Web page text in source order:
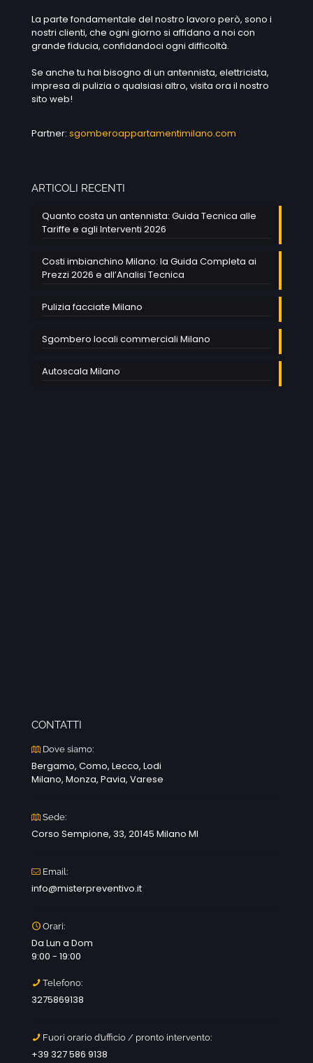
La parte fondamentale del nostro lavoro però, sono i
nostri clienti, che ogni giorno si affidano a noi con
grande fiducia, confidandoci ogni difficoltà.
Se anche tu hai bisogno di un antennista, elettricista,
impresa di pulizia o qualsiasi altro, visita ora il nostro
sito web!
Partner: sgomberoappartamentimilano.com
ARTICOLI RECENTI
Quanto costa un antennista: Guida Tecnica alle
Tariffe e agli Interventi 2026
Costi imbianchino Milano: la Guida Completa ai
Prezzi 2026 e all’Analisi Tecnica
Pulizia facciate Milano
Sgombero locali commerciali Milano
Autoscala Milano
CONTATTI
Dove siamo:
Bergamo, Como, Lecco, Lodi
Milano, Monza, Pavia, Varese
Sede:
Corso Sempione, 33, 20145 Milano MI
Email:
info@misterpreventivo.it
Orari:
Da Lun a Dom
9:00 - 19:00
Telefono:
3275869138
Fuori orario d’ufficio / pronto intervento:
+39 327 586 9138